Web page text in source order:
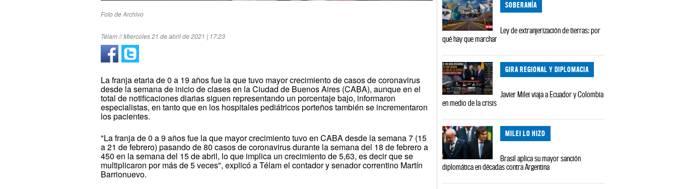
Foto de Archivo
Télam // Miercoles 21 de abril de 2021 | 17:23
La franja etaria de 0 a 19 años fue la que tuvo mayor crecimiento de casos de coronavirus
desde la semana de inicio de clases en la Ciudad de Buenos Aires (CABA), aunque en el
total de notificaciones diarias siguen representando un porcentaje bajo, informaron
especialistas, en tanto que en los hospitales pediátricos porteños también se incrementaron
los pacientes.
"La franja de 0 a 9 años fue la que mayor crecimiento tuvo en CABA desde la semana 7 (15
a 21 de febrero) pasando de 80 casos de coronavirus durante la semana del 18 de febrero a
450 en la semana del 15 de abril, lo que implica un crecimiento de 5,63, es decir que se
multiplicaron por más de 5 veces", explicó a Télam el contador y senador correntino Martín
Barrionuevo.
SOBERANÍA
Ley de extranjerización de tierras: por
qué hay que marchar
GIRA REGIONAL Y DIPLOMACIA
Javier Milei viaja a Ecuador y Colombia
en medio de la crisis
MILEI LO HIZO
Brasil aplica su mayor sanción
diplomática en décadas contra Argentina